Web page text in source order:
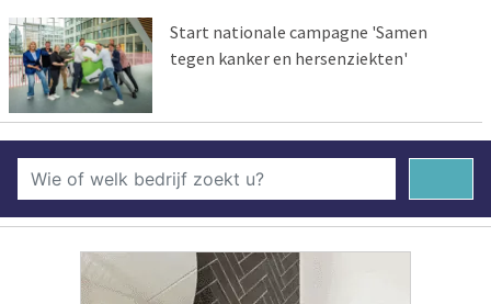
Start nationale campagne 'Samen
tegen kanker en hersenziekten'